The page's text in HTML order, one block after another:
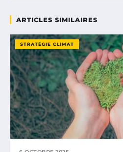
ARTICLES SIMILAIRES
STRATÉGIE CLIMAT